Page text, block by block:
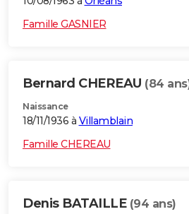
Famille GASNIER
Bernard CHEREAU (84
Naissance
18/11/1936 à Villamblain
Famille CHEREAU
Denis BATAILLE (94 ans)